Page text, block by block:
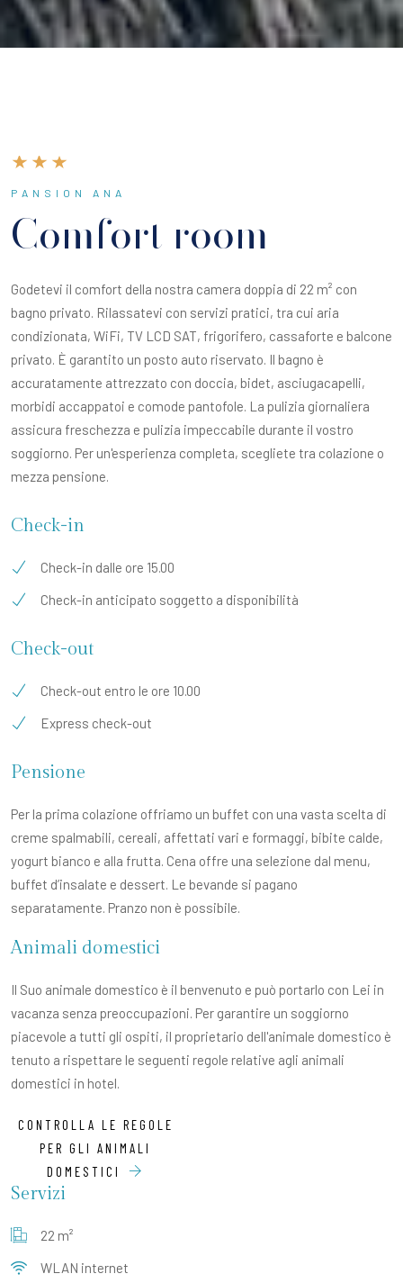
PANSION ANA
Comfort room
Godetevi il comfort della nostra camera doppia di 22 m² con
bagno privato. Rilassatevi con servizi pratici, tra cui aria
condizionata, WiFi, TV LCD SAT, frigorifero, cassaforte e balcone
privato. È garantito un posto auto riservato. Il bagno è
accuratamente attrezzato con doccia, bidet, asciugacapelli,
morbidi accappatoi e comode pantofole. La pulizia giornaliera
assicura freschezza e pulizia impeccabile durante il vostro
soggiorno. Per un'esperienza completa, scegliete tra colazione o
mezza pensione.
Check-in
Check-in dalle ore 15.00
Check-in anticipato soggetto a disponibilità
Check-out
Check-out entro le ore 10.00
Express check-out
Pensione
Per la prima colazione offriamo un buffet con una vasta scelta di
creme spalmabili, cereali, affettati vari e formaggi, bibite calde,
yogurt bianco e alla frutta. Cena offre una selezione dal menu,
buffet d’insalate e dessert. Le bevande si pagano
separatamente. Pranzo non è possibile.
Animali domestici
Il Suo animale domestico è il benvenuto e può portarlo con Lei in
vacanza senza preoccupazioni. Per garantire un soggiorno
piacevole a tutti gli ospiti, il proprietario dell'animale domestico è
tenuto a rispettare le seguenti regole relative agli animali
domestici in hotel.
CONTROLLA LE REGOLE
PER GLI ANIMALI
DOMESTICI
Servizi
22 m²
WLAN internet